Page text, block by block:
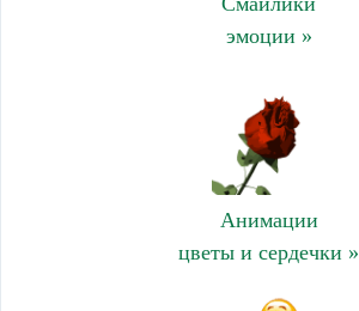
эмоции »
Анимации
цветы и сердечки »